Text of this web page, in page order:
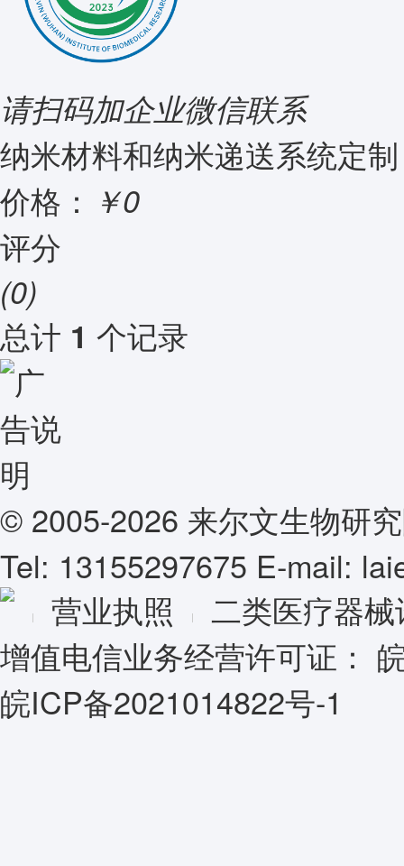
请扫码加企业微信联系
纳米材料和纳米递送系统定
价格： ￥0
评分
(0)
总计 1 个记录
© 2005-2026 来尔文生物研
Tel: 13155297675 E-mail:
营业执照
二类医疗器
增值电信业务经营许可证：
皖ICP备2021014822号-1